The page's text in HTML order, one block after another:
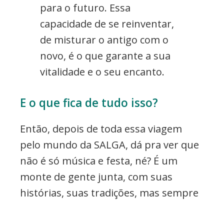
para o futuro. Essa
capacidade de se reinventar,
de misturar o antigo com o
novo, é o que garante a sua
vitalidade e o seu encanto.
E o que fica de tudo isso?
Então, depois de toda essa viagem
pelo mundo da SALGA, dá pra ver que
não é só música e festa, né? É um
monte de gente junta, com suas
histórias, suas tradições, mas sempre